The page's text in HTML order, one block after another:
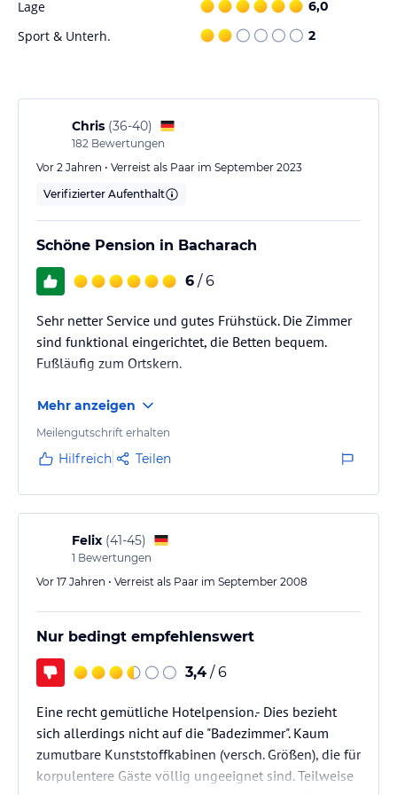
Touren angeboten, darunter Fahrradtouren und kulinarische
Führungen zur örtlichen Kultur. Es gibt auch
Abendunterhaltungsangebote und Live-Musik-Performances.
Angaben ohne Gewähr. Bitte lies vor der Buchung die
verbindlichenAngebotsdetails
Lage 6,0
Sport & Unterh. 2
Chris (36-40)
182 Bewertungen
Vor 2 Jahren • Verreist als Paar im September 2023
Verifizierter Aufenthalt
Schöne Pension in Bacharach
6 / 6
Sehr netter Service und gutes Frühstück. Die Zimmer
sind funktional eingerichtet, die Betten bequem.
Fußläufig zum Ortskern.
Mehr anzeigen
Meilengutschrift erhalten
Hilfreich Teilen
Felix (41-45)
1 Bewertungen
Vor 17 Jahren • Verreist als Paar im September 2008
Nur bedingt empfehlenswert
3,4 / 6
Eine recht gemütliche Hotelpension.- Dies bezieht
sich allerdings nicht auf die "Badezimmer". Kaum
zumutbare Kunststoffkabinen (versch. Größen), die für
korpulentere Gäste völlig ungeeignet sind. Teilweise